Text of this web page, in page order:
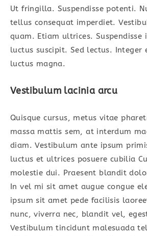
Ut fringilla. Suspendisse potenti.
tellus consequat imperdiet.
quam. Etiam ultrices. Suspendisse
luctus suscipit. Sed lectus. Integer
luctus magna.
Vestibulum lacinia arcu
Quisque cursus, metus vitae
massa mattis sem, at interdum
diam. Vestibulum ante ipsum
luctus et ultrices posuere cubilia
molestie dui. Praesent blandit
In vel mi sit amet augue congue
ipsum sit amet pede facilisis
nunc, viverra nec, blandit vel,
Vestibulum tincidunt malesuada